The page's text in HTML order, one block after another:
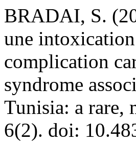
BRADAI, S.
une
complication
syndrome
Tunisia: a
6(2). doi: